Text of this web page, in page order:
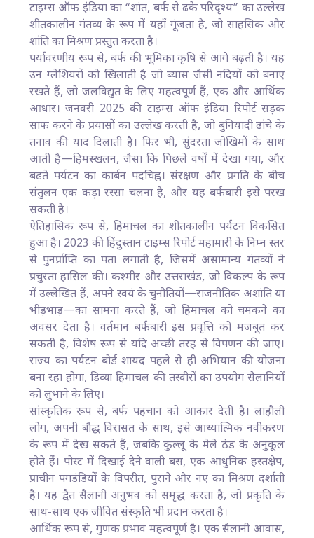
टाइम्स ऑफ इंडिया का “शांत, बर्फ से ढके परिदृश्य” का उल्लेख
शीतकालीन गंतव्य के रूप में यहाँ गूंजता है, जो साहसिक और
शांति का मिश्रण प्रस्तुत करता है।
पर्यावरणीय रूप से, बर्फ की भूमिका कृषि से आगे बढ़ती है। यह
उन ग्लेशियरों को खिलाती है जो ब्यास जैसी नदियों को बनाए
रखते हैं, जो जलविद्युत के लिए महत्वपूर्ण हैं, एक और आर्थिक
आधार। जनवरी 2025 की टाइम्स ऑफ इंडिया रिपोर्ट सड़क
साफ करने के प्रयासों का उल्लेख करती है, जो बुनियादी ढांचे के
तनाव की याद दिलाती है। फिर भी, सुंदरता जोखिमों के साथ
आती है—हिमस्खलन, जैसा कि पिछले वर्षों में देखा गया, और
बढ़ते पर्यटन का कार्बन पदचिह्न। संरक्षण और प्रगति के बीच
संतुलन एक कड़ा रस्सा चलना है, और यह बर्फबारी इसे परख
सकती है।
ऐतिहासिक रूप से, हिमाचल का शीतकालीन पर्यटन विकसित
हुआ है। 2023 की हिंदुस्तान टाइम्स रिपोर्ट महामारी के निम्न स्तर
से पुनर्प्राप्ति का पता लगाती है, जिसमें असामान्य गंतव्यों ने
प्रचुरता हासिल की। कश्मीर और उत्तराखंड, जो विकल्प के रूप
में उल्लेखित हैं, अपने स्वयं के चुनौतियों—राजनीतिक अशांति या
भीड़भाड़—का सामना करते हैं, जो हिमाचल को चमकने का
अवसर देता है। वर्तमान बर्फबारी इस प्रवृत्ति को मजबूत कर
सकती है, विशेष रूप से यदि अच्छी तरह से विपणन की जाए।
राज्य का पर्यटन बोर्ड शायद पहले से ही अभियान की योजना
बना रहा होगा, डिव्या हिमाचल की तस्वीरों का उपयोग सैलानियों
को लुभाने के लिए।
सांस्कृतिक रूप से, बर्फ पहचान को आकार देती है। लाहौली
लोग, अपनी बौद्ध विरासत के साथ, इसे आध्यात्मिक नवीकरण
के रूप में देख सकते हैं, जबकि कुल्लू के मेले ठंड के अनुकूल
होते हैं। पोस्ट में दिखाई देने वाली बस, एक आधुनिक हस्तक्षेप,
प्राचीन पगडंडियों के विपरीत, पुराने और नए का मिश्रण दर्शाती
है। यह द्वैत सैलानी अनुभव को समृद्ध करता है, जो प्रकृति के
साथ-साथ एक जीवित संस्कृति भी प्रदान करता है।
आर्थिक रूप से, गुणक प्रभाव महत्वपूर्ण है। एक सैलानी आवास,